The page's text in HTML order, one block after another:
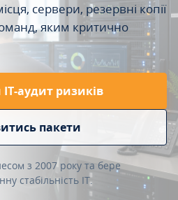
сервери, резервні копії
яким критично
аудит ризиків
пакети
з 2007 року та бере
стабільність IT.